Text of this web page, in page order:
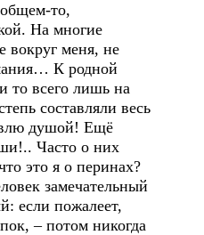
то,
На многие
вокруг меня, не
К родной
то всего лишь на
составляли весь
душой! Ещё
Часто о них
это я о перинах?
замечательный
если пожалеет,
– потом никогда